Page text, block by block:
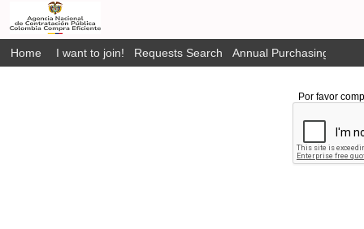
Home I want to join! Requests Search Annual Purchasing Plan
Por favor